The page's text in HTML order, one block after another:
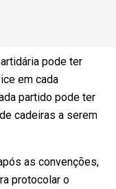
pode ter
em cada
partido pode ter
cadeiras a serem
as convenções,
protocolar o